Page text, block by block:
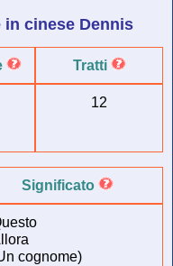
in cineseDennis
Tratti
12
Significato
cognome)